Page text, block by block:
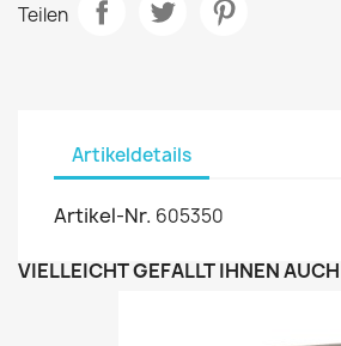
Teilen
Artikeldetails
Artikel-Nr. 605350
VIELLEICHT GEFÄLLT IHNEN AUCH